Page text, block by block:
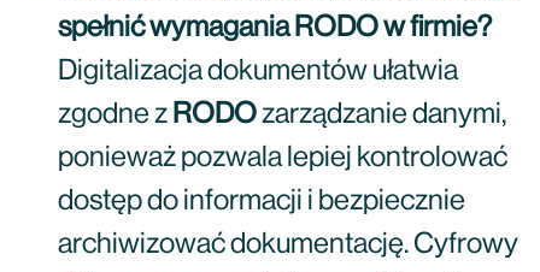
spełnić wymagania RODO w firmie?
Digitalizacja dokumentów ułatwia
zgodne z RODOzarządzanie danymi,
ponieważ pozwala lepiej kontrolować
dostęp do informacji i bezpiecznie
archiwizować dokumentację. Cyfrowy